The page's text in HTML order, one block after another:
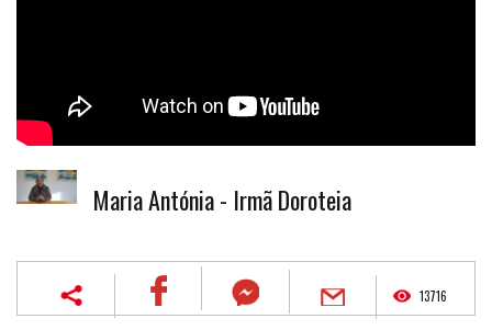
Maria Antónia - Irmã Doroteia
13716